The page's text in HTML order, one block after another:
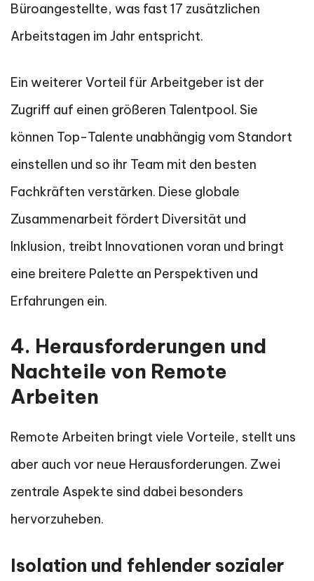
Büroangestellte, was fast 17 zusätzlichen
Arbeitstagen im Jahr entspricht.
Ein weiterer Vorteil für Arbeitgeber ist der
Zugriff auf einen größeren Talentpool. Sie
können Top-Talente unabhängig vom Standort
einstellen und so ihr Team mit den besten
Fachkräften verstärken. Diese globale
Zusammenarbeit fördert Diversität und
Inklusion, treibt Innovationen voran und bringt
eine breitere Palette an Perspektiven und
Erfahrungen ein.
4. Herausforderungen und
Nachteile von Remote
Arbeiten
Remote Arbeiten bringt viele Vorteile, stellt uns
aber auch vor neue Herausforderungen. Zwei
zentrale Aspekte sind dabei besonders
hervorzuheben.
Isolation und fehlender sozialer